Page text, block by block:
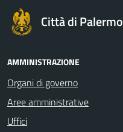
Città di Palermo
AMMINISTRAZIONE
Organi di governo
Aree amministrative
Uffici